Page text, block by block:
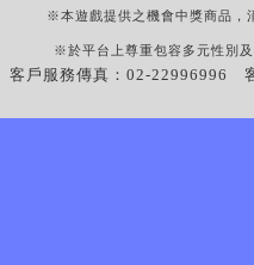
※本遊戲提供之機會中獎商品，
※於平台上尊重包容多元性別
客戶服務傳真：02-22996996